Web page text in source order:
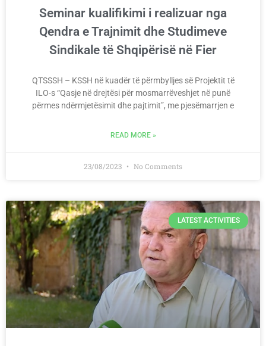
Seminar kualifikimi i realizuar nga
Qendra e Trajnimit dhe Studimeve
Sindikale të Shqipërisë në Fier
QTSSSH – KSSH në kuadër të përmbylljes së Projektit të
ILO-s “Qasje në drejtësi për mosmarrëveshjet në punë
përmes ndërmjetësimit dhe pajtimit”, me pjesëmarrjen e
READ MORE »
23/08/2023 No Comments
LATEST ACTIVITIES